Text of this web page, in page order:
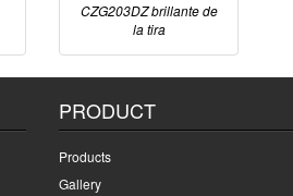
CZG203DZ brillante de
la tira
PRODUCT
Products
Gallery